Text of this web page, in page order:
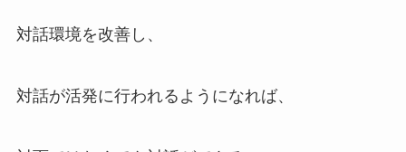
対話環境を改善し、
対話が活発に行われるようになれば、